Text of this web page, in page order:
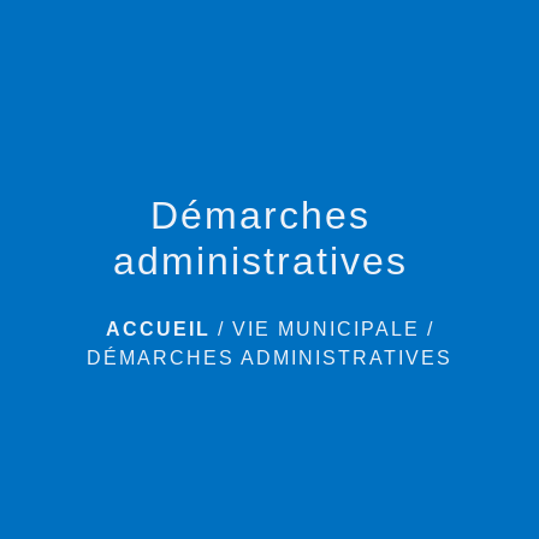
Démarches
administratives
ACCUEIL / VIE MUNICIPALE /
DÉMARCHES ADMINISTRATIVES